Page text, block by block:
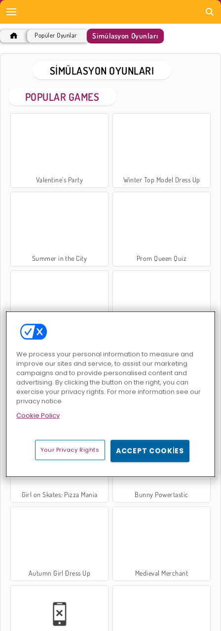
Popüler Oyunlar Simülasyon Oyunları
SIMÜLASYON OYUNLARI
POPULAR GAMES
Valentine's Party Winter Top Model Dress Up
Summer in the City Prom Queen Quiz
Tea Treatment
Kitten Village
Girl on Skates: Pizza Mania Bunny Powertastic
Autumn Girl Dress Up Medieval Merchant
We process your personal information to measure and
improve our sites and service, to assist our marketing
campaigns and to provide personalised content and
advertising. By clicking the button on the right, you can
exercise your privacy rights. For more information see our
privacy notice
Cookie Policy
Your Privacy Rights ACCEPT COOKIES